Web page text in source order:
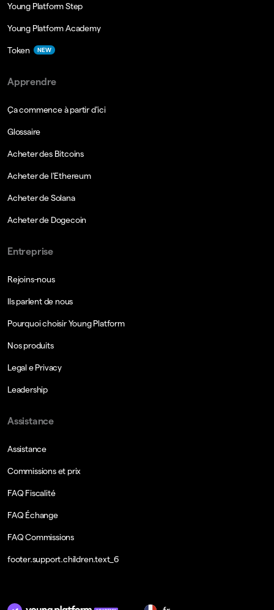
Young Platform Step
Young Platform Academy
Token NEW
Apprendre
Ça commence à partir d'ici
Glossaire
Acheter des Bitcoins
Acheter de l'Ethereum
Acheter de Solana
Acheter de Dogecoin
Entreprise
Rejoins-nous
Ils parlent de nous
Pourquoi choisir Young Platform
Nos produits
Legal e Privacy
Leadership
Assistance
Assistance
Commissions et prix
FAQ Fiscalité
FAQ Échange
FAQ Commissions
footer.support.children.text_6